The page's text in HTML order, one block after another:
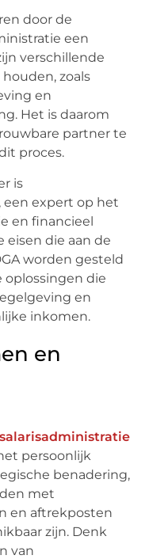
door de
een
verschillende
zoals
en
Het is daarom
partner te
proces.
is
een expert op het
en financieel
eisen die aan de
worden gesteld
die
en
inkomen.
en
salarisadministratie
persoonlijk
benadering,
met
en aftrekposten
zijn. Denk
van